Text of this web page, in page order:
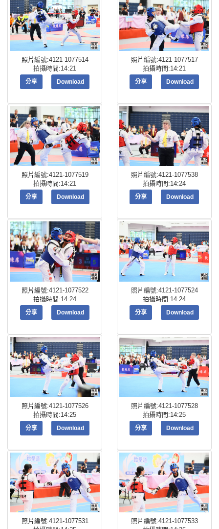
照片編號:4121-1077514
拍攝時間:14:21
分享 Download
照片編號:4121-1077517
拍攝時間:14:21
分享 Download
照片編號:4121-1077519
拍攝時間:14:21
分享 Download
照片編號:4121-1077538
拍攝時間:14:24
分享 Download
照片編號:4121-1077522
拍攝時間:14:24
分享 Download
照片編號:4121-1077524
拍攝時間:14:24
分享 Download
照片編號:4121-1077526
拍攝時間:14:25
分享 Download
照片編號:4121-1077528
拍攝時間:14:25
分享 Download
照片編號:4121-1077531
照片編號:4121-1077533